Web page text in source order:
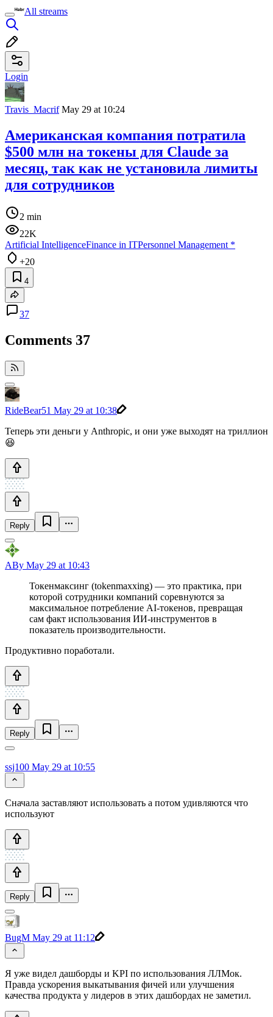
All streams
Login
Travis_MacrifMay 29 at 10:24
Американская компания потратила
$500 млн на токены для Claude за
месяц, так как не установила лимиты
для сотрудников
2 min
22K
Artificial IntelligenceFinance in ITPersonnel Management *
+20
4
37
Comments 37
RideBear51 May 29 at 10:38
Теперь эти деньги у Anthropic, и они уже выходят на триллион
😆
Reply
ABy May 29 at 10:43
Токенмаксинг (tokenmaxxing) — это практика, при
которой сотрудники компаний соревнуются за
максимальное потребление AI-токенов, превращая
сам факт использования ИИ-инструментов в
показатель производительности.
Продуктивно поработали.
Reply
ssj100 May 29 at 10:55
Сначала заставляют использовать а потом удивляются что
используют
Reply
BugM May 29 at 11:12
Я уже видел дашборды и KPI по использования ЛЛМок.
Правда ускорения выкатывания фичей или улучшения
качества продукта у лидеров в этих дашбордах не заметил.